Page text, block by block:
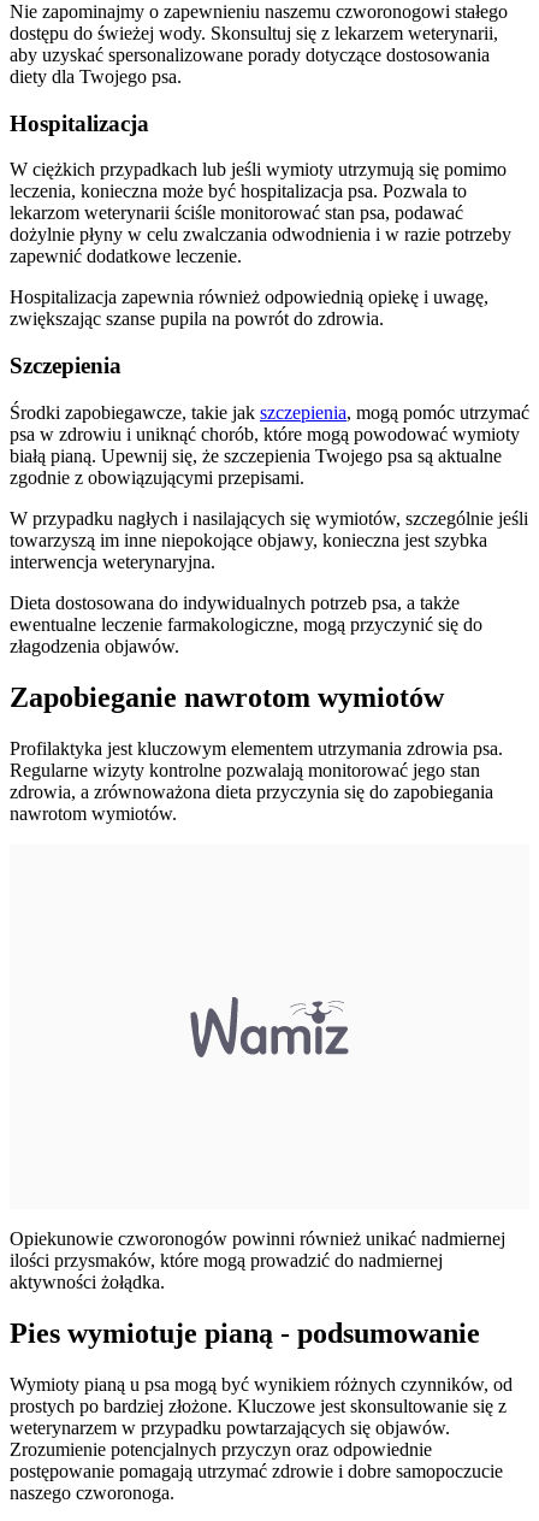
Nie zapominajmy o zapewnieniu naszemu czworonogowi stałego
dostępu do świeżej wody. Skonsultuj się z lekarzem weterynarii,
aby uzyskać spersonalizowane porady dotyczące dostosowania
diety dla Twojego psa.
Hospitalizacja
W ciężkich przypadkach lub jeśli wymioty utrzymują się pomimo
leczenia, konieczna może być hospitalizacja psa. Pozwala to
lekarzom weterynarii ściśle monitorować stan psa, podawać
dożylnie płyny w celu zwalczania odwodnienia i w razie potrzeby
zapewnić dodatkowe leczenie.
Hospitalizacja zapewnia również odpowiednią opiekę i uwagę,
zwiększając szanse pupila na powrót do zdrowia.
Szczepienia
Środki zapobiegawcze, takie jak szczepienia, mogą pomóc utrzymać
psa w zdrowiu i uniknąć chorób, które mogą powodować wymioty
białą pianą. Upewnij się, że szczepienia Twojego psa są aktualne
zgodnie z obowiązującymi przepisami.
W przypadku nagłych i nasilających się wymiotów, szczególnie jeśli
towarzyszą im inne niepokojące objawy, konieczna jest szybka
interwencja weterynaryjna.
Dieta dostosowana do indywidualnych potrzeb psa, a także
ewentualne leczenie farmakologiczne, mogą przyczynić się do
złagodzenia objawów.
Zapobieganie nawrotom wymiotów
Profilaktyka jest kluczowym elementem utrzymania zdrowia psa.
Regularne wizyty kontrolne pozwalają monitorować jego stan
zdrowia, a zrównoważona dieta przyczynia się do zapobiegania
nawrotom wymiotów.
Opiekunowie czworonogów powinni również unikać nadmiernej
ilości przysmaków, które mogą prowadzić do nadmiernej
aktywności żołądka.
Pies wymiotuje pianą - podsumowanie
Wymioty pianą u psa mogą być wynikiem różnych czynników, od
prostych po bardziej złożone. Kluczowe jest skonsultowanie się z
weterynarzem w przypadku powtarzających się objawów.
Zrozumienie potencjalnych przyczyn oraz odpowiednie
postępowanie pomagają utrzymać zdrowie i dobre samopoczucie
naszego czworonoga.